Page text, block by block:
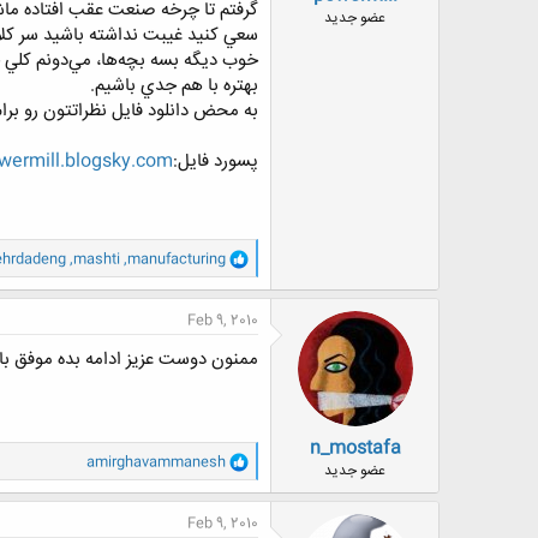
عضو جدید
گرفتم تا چرخه صنعت عقب افتاده
سعي كنيد غيبت نداشته باشيد سر
خوب ديگه بسه بچه‌ها، مي‌دونم كلي
بهتره با هم جدي باشيم.
به محض دانلود فايل نظراتتون رو
پسورد فايل:
و
ا
ک
ش
ه
ا
manufacturing
,
mashti
,
n_mostafa
عضو جدید
Feb 9, 2010
ممنون دوست عزیز ادامه بده موفق
و
ا
ک
amirghavammanesh
Feb 9, 2010